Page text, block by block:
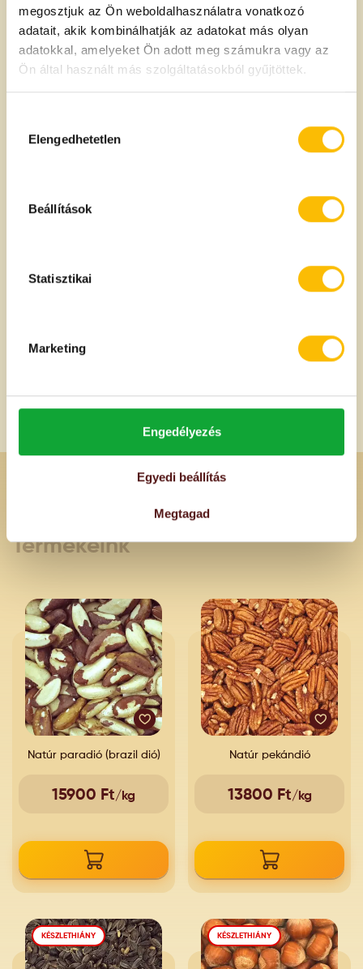
megosztjuk az Ön weboldalhasználatra vonatkozó
adatait, akik kombinálhatják az adatokat más olyan
adatokkal, amelyeket Ön adott meg számukra vagy az
Ön által használt más szolgáltatásokból gyűjtöttek.
kiválasztása
Elengedhetetlen
Beállítások
Statisztikai
Marketing
Engedélyezés
Egyedi beállítás
Megtagad
USA
Tápanyagtartalom 100g termékben
Energia: 590 kcal
Zsír: 52,6 g
Szénhidrát: 3,4 g
20,7 g
Só: 1 g
Termékeink
Natúr paradió (brazil dió)
15900 Ft/kg
Natúr pekándió
13800 Ft/kg
KÉSZLETHIÁNY KÉSZLETHIÁNY